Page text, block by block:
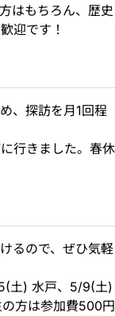
はもちろん、歴史
迎です！
、探訪を月1回程
行きました。春休
るので、ぜひ気軽
土) 水戸、5/9(土)
方は参加費500円